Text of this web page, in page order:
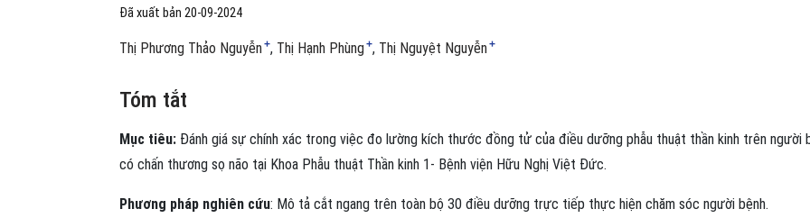
Đã xuất bản 20-09-2024
Thị Phương Thảo Nguyễn+ Thị Hạnh Phùng+ Thị Nguyệt Nguyễn+
Tóm tắt
Mục tiêu: Đánh giá sự chính xác trong việc đo lường kích thước đồng tử của điều dưỡng phẫu thuật thần kinh trên người
có chấn thương sọ não tại Khoa Phẫu thuật Thần kinh 1- Bệnh viện Hữu Nghị Việt Đức.
Phương pháp nghiên cứu: Mô tả cắt ngang trên toàn bộ 30 điều dưỡng trực tiếp thực hiện chăm sóc người bệnh.